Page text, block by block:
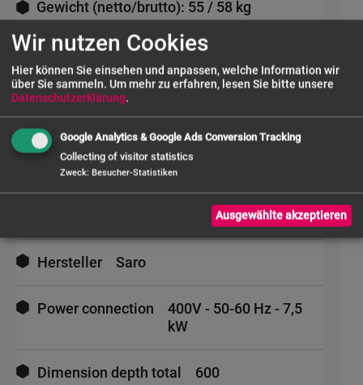
Gewicht (netto/brutto): 55 / 58 kg
KEIN Vor-Ort Service
Informationen
Artikelnummer
Gewicht 55.00 Kgs
4017337067701
Hersteller Saro
Power connection
400V - 50-60 Hz - 7,5
kW
Dimension depth total 600
Wir nutzen Cookies
Hier können Sie einsehen und anpassen, welche Information wir
über Sie sammeln. Um mehr zu erfahren, lesen Sie bitte unsere
Datenschutzerklärung.
Google Analytics & Google Ads Conversion Tracking
Collecting of visitor statistics
Zweck: Besucher-Statistiken
Ausgewählte akzeptieren